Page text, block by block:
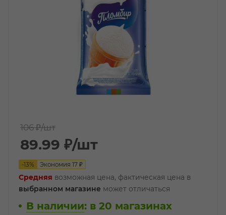
106 ₽/шт
89.99 ₽/шт
-13% Экономия 17 ₽
Средняя возможная цена, фактическая цена в
выбранном магазине может отличаться
В наличии: в 20 магазинах